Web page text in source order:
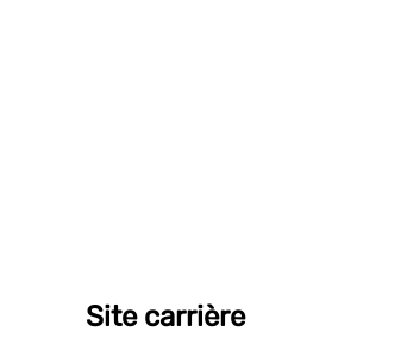
Site carrière